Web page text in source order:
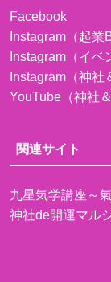
Facebook
Instagram（起業
Instagram（イベ
Instagram（神社
YouTube（神社
関連サイト
九星気学講座～
神社de開運マル